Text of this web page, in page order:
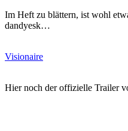
Im Heft zu blättern, ist wohl
dandyesk…
Visionaire
Hier noch der offizielle Trailer